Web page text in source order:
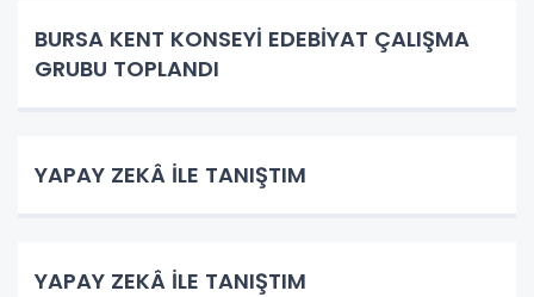
BURSA KENT KONSEYİ EDEBİYAT ÇALIŞMA
GRUBU TOPLANDI
YAPAY ZEKÂ İLE TANIŞTIM
YAPAY ZEKÂ İLE TANIŞTIM